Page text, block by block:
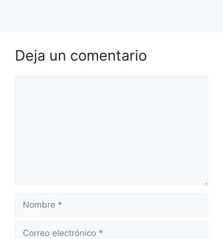
Deja un comentario
Nombre
Correo